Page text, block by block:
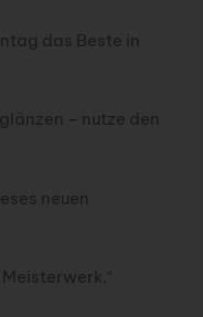
das Beste in
– nutze den
neuen